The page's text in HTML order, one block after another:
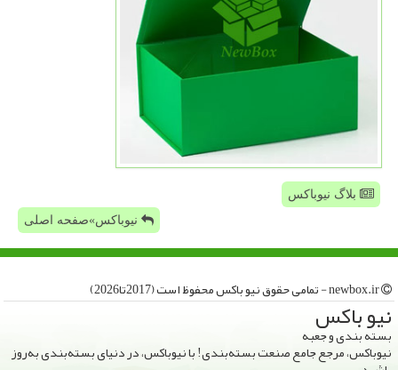
بلاگ نیوباکس
نیوباکس»صفحه اصلی
نیو باكس
بسته بندی و جعبه
نیوباکس، مرجع جامع صنعت بسته‌بندی! با نیوباکس، در دنیای بسته‌بندی به‌روز